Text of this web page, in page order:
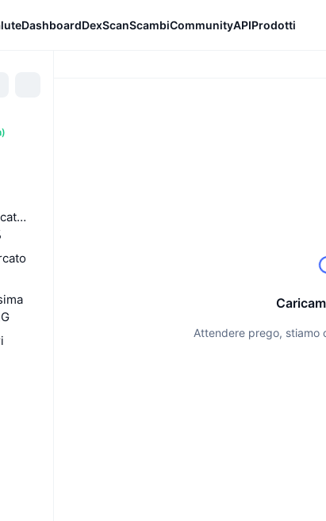
DashboardDexScanScambiCommunityAPIProdotti
)
(24h)
Attendere prego, stiamo